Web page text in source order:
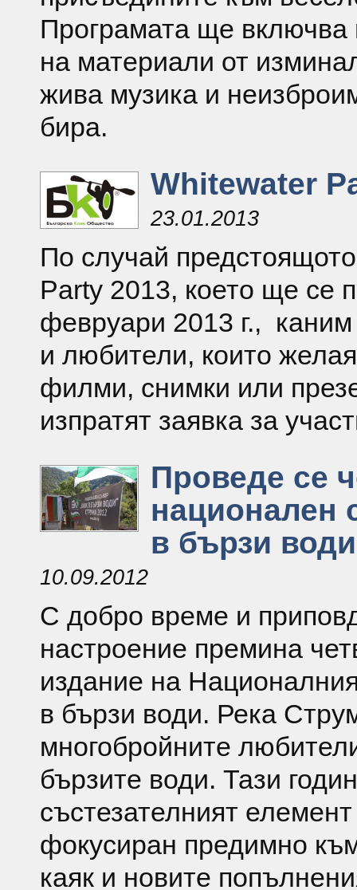
Програмата ще включва
на материали от
жива музика и
бира.
Whitewater
23.01.2013
По случай
Party 2013, което ще се
февруари 2013 г., каним
и любители, които
филми, снимки или
изпратят заявка за
Проведе се
национален
в бързи
10.09.2012
С добро време и
настроение премина
издание на
в бързи води. Река
многобройните
бързите води. Тази
състезателният
фокусиран предимно
каяк и новите